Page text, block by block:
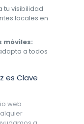
tu visibilidad
locales en
móviles:
a todos
es Clave
web